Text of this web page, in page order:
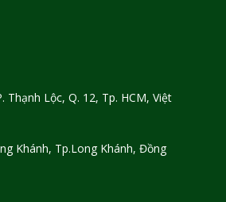
Thạnh Lộc, Q. 12, Tp. HCM, Việt
Khánh, Tp.Long Khánh, Đồng